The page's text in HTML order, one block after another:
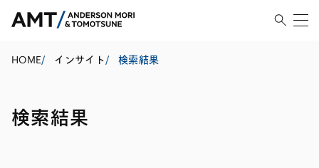
HOME/ インサイト/ 検索結果
検索結果